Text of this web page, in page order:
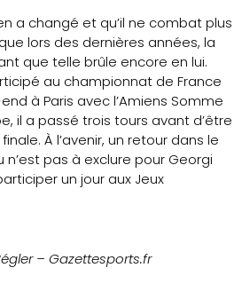
a changé et qu’il ne combat plus
lors des dernières années, la
que telle brûle encore en lui.
au championnat de France
à Paris avec l’Amiens Somme
il a passé trois tours avant d’être
À l’avenir, un retour dans le
pas à exclure pour Georgi
un jour aux Jeux
– Gazettesports.fr